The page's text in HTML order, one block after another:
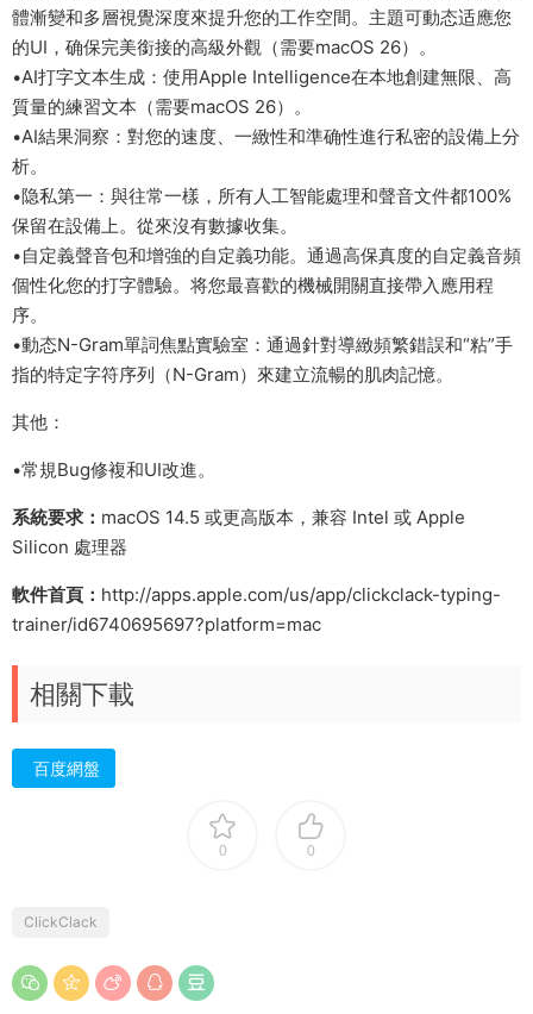
體漸變和多層視覺深度來提升您的工作空間。主題可動态适應您
的UI，确保完美銜接的高級外觀（需要macOS 26）。
•AI打字文本生成：使用Apple Intelligence在本地創建無限、高
質量的練習文本（需要macOS 26）。
•AI結果洞察：對您的速度、一緻性和準确性進行私密的設備上分
析。
•隐私第一：與往常一樣，所有人工智能處理和聲音文件都100%
保留在設備上。從來沒有數據收集。
•自定義聲音包和增強的自定義功能。通過高保真度的自定義音頻
個性化您的打字體驗。将您最喜歡的機械開關直接帶入應用程
序。
•動态N-Gram單詞焦點實驗室：通過針對導緻頻繁錯誤和“粘”手
指的特定字符序列（N-Gram）來建立流暢的肌肉記憶。
其他：
•常規Bug修複和UI改進。
系統要求： macOS 14.5 或更高版本，兼容 Intel 或 Apple
Silicon 處理器
軟件首頁： http://apps.apple.com/us/app/clickclack-typing-
trainer/id6740695697?platform=mac
相關下載
百度網盤
0 0
ClickClack